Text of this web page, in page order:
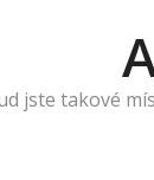
jste takové